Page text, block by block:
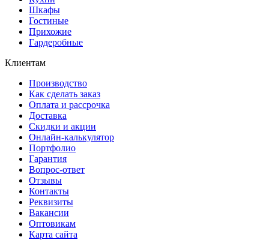
Шкафы
Гостиные
Прихожие
Гардеробные
Клиентам
Производство
Как сделать заказ
Оплата и рассрочка
Доставка
Скидки и акции
Онлайн-калькулятор
Портфолио
Гарантия
Вопрос-ответ
Отзывы
Контакты
Реквизиты
Вакансии
Оптовикам
Карта сайта